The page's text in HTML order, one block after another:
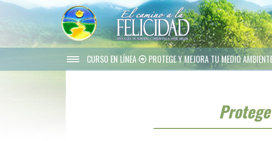
CURSO EN LÍNEA PROTEGE Y MEJORA TU MEDIO